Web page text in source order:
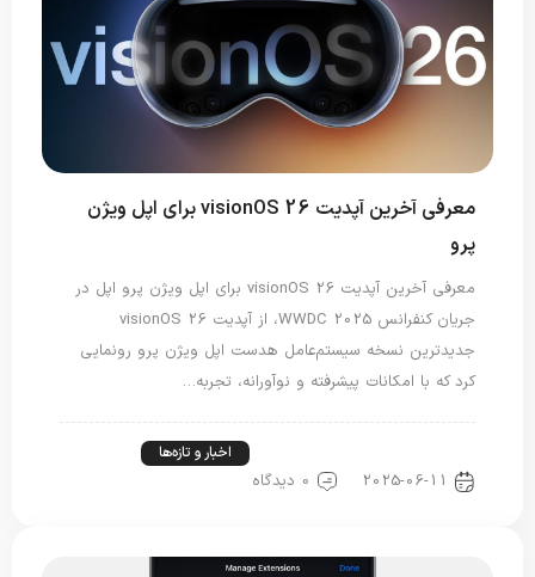
معرفی آخرین آپدیت visionOS 26 برای اپل ویژن
پرو
معرفی آخرین آپدیت visionOS 26 برای اپل ویژن پرو اپل در
جریان کنفرانس WWDC 2025، از آپدیت visionOS 26
جدیدترین نسخه سیستم‌عامل هدست اپل ویژن پرو رونمایی
کرد که با امکانات پیشرفته و نوآورانه، تجربه…
اخبار و تازه‌ها
2025-06-11 0 دیدگاه